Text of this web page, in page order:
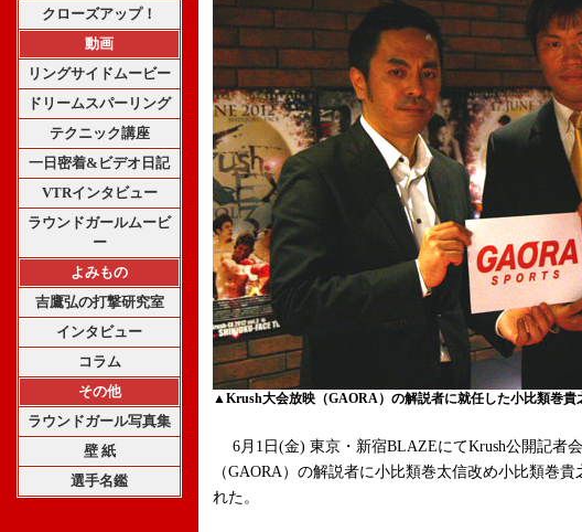
クローズアップ！
動画
リングサイドムービー
ドリームスパーリング
テクニック講座
一日密着&ビデオ日記
VTRインタビュー
ラウンドガールムービ
ー
よみもの
吉鷹弘の打撃研究室
インタビュー
コラム
その他
ラウンドガール写真集
壁 紙
選手名鑑
▲Krush大会放映（GAORA）の解説者に就任した小比類巻貴
6月1日(金) 東京・新宿BLAZEにてKrush公開記者
（GAORA）の解説者に小比類巻太信改め小比類巻
れた。